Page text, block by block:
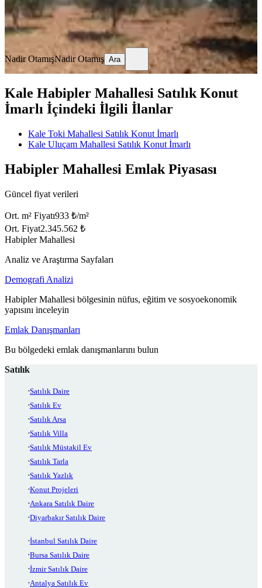
Nadir Otamış Nadir Otamış
Ara
Nadir OtamışNadir Otamış Ara
Kale Habipler Mahallesi Satılık Konut
İmarlı İçindeki İlgili İlanlar
Kale Toki Mahallesi Satılık Konut İmarlı
Kale Uluçam Mahallesi Satılık Konut İmarlı
Habipler Mahallesi Emlak Piyasası
Güncel fiyat verileri
Ort. m² Fiyatı933 ₺/m²
Ort. Fiyat2.345.562 ₺
Habipler Mahallesi
Analiz ve Araştırma Sayfaları
Demografi Analizi
Habipler Mahallesi bölgesinin nüfus, eğitim ve sosyoekonomik
yapısını inceleyin
Emlak Danışmanları
Bu bölgedeki emlak danışmanlarını bulun
Satılık
Satılık Daire
Satılık Ev
Satılık Arsa
Satılık Villa
Satılık Müstakil Ev
Satılık Tarla
Satılık Yazlık
Konut Projeleri
Ankara Satılık Daire
Diyarbakır Satılık Daire
İstanbul Satılık Daire
Bursa Satılık Daire
İzmir Satılık Daire
Antalya Satılık Ev